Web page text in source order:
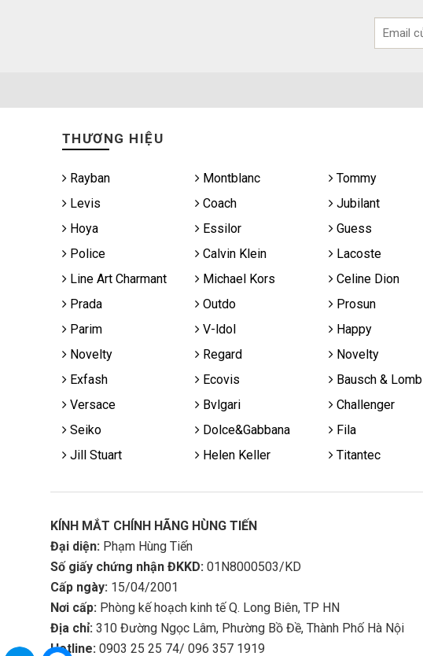
THƯƠNG HIỆU
Rayban Montblanc Tommy
Levis
Coach Jubilant
Hoya
Essilor Guess
Police
Calvin Klein Lacoste
Line Art Charmant
Michael Kors Celine Dion
Prada
Outdo Prosun
Parim
V-ldol Happy
Novelty
Regard Novelty
Exfash
Ecovis Bausch & Lomb
Versace
Bvlgari Challenger
Seiko
Dolce&Gabbana Fila
Jill Stuart
Helen Keller Titantec
KÍNH MẮT CHÍNH HÃNG HÙNG TIẾN
Đại diện:Phạm Hùng Tiến
Số giấy chứng nhận ĐKKD: 01N8000503/KD
Cấp ngày:15/04/2001
Nơi cấp: Phòng kế hoạch kinh tế Q. Long Biên, TP HN
Địa chỉ:310 Đường Ngọc Lâm, Phường Bồ Đề, Thành Phố Hà Nội
Hotline:0903 25 25 74/ 096 357 1919